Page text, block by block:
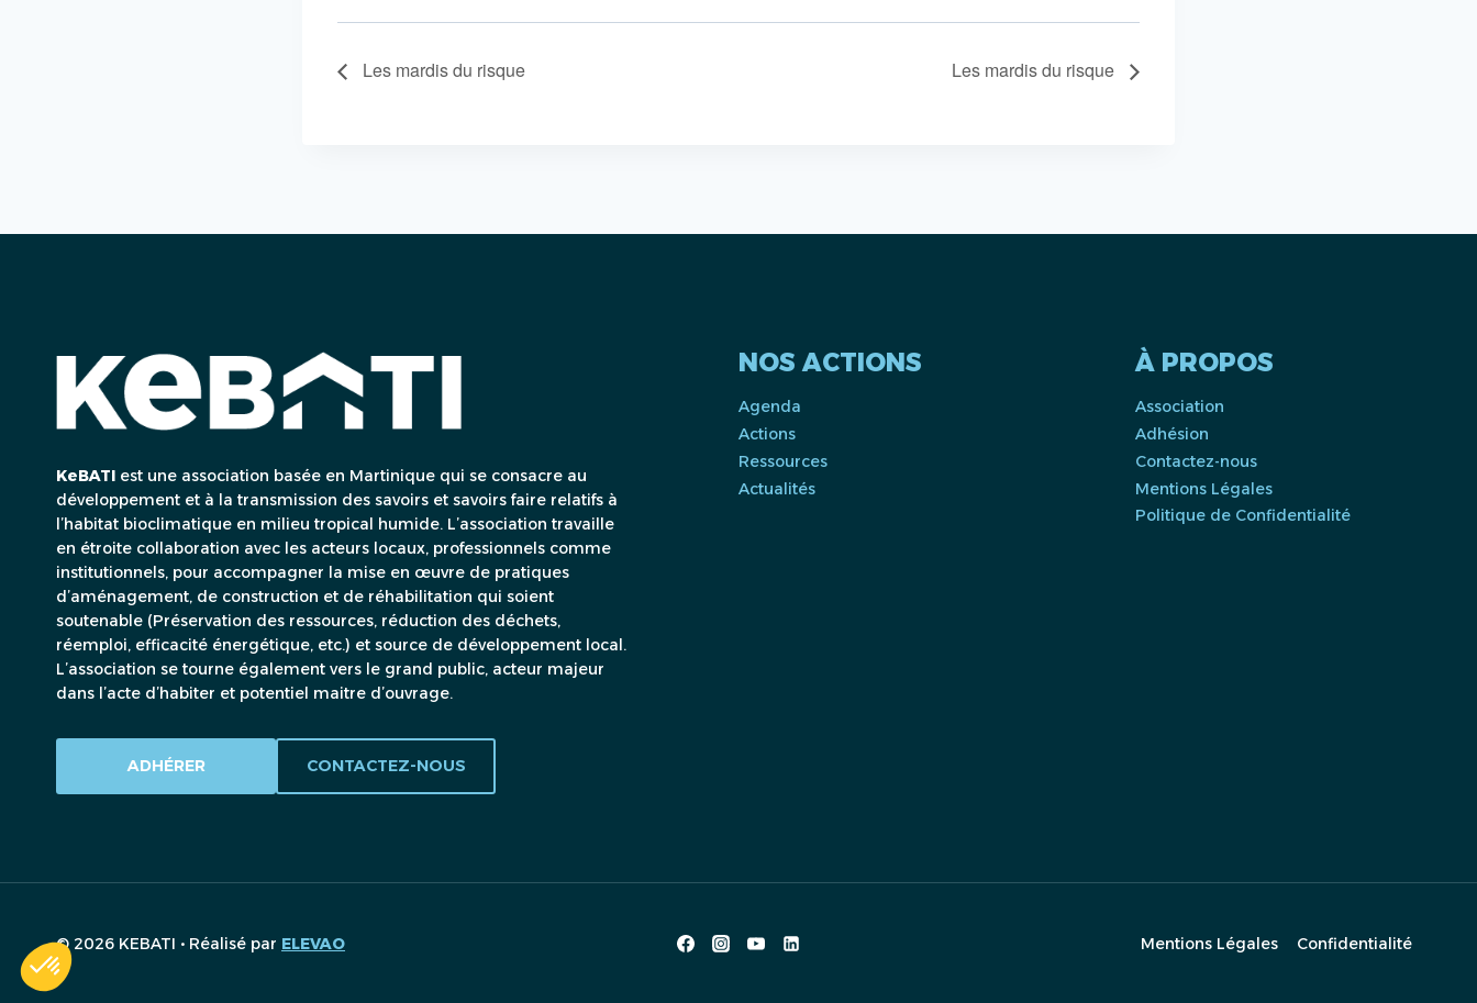
Les mardis du risque Les mardis du risque
KeBATI est une association basée en Martinique qui se consacre au
développement et à la transmission des savoirs et savoirs faire relatifs à
l’habitat bioclimatique en milieu tropical humide. L’association travaille
en étroite collaboration avec les acteurs locaux, professionnels comme
institutionnels, pour accompagner la mise en œuvre de pratiques
d’aménagement, de construction et de réhabilitation qui soient
soutenable (Préservation des ressources, réduction des déchets,
réemploi, efficacité énergétique, etc.) et source de développement local.
L’association se tourne également vers le grand public, acteur majeur
dans l’acte d’habiter et potentiel maitre d’ouvrage.
ADHÉRER CONTACTEZ-NOUS
NOS ACTIONS
Agenda
Actions
Ressources
Actualités
À PROPOS
Association
Adhésion
Contactez-nous
Mentions Légales
Politique de Confidentialité
© 2026 KEBATI • Réalisé par ELEVAO Mentions Légales Confidentialité